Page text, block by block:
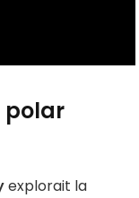
polar
explorait la